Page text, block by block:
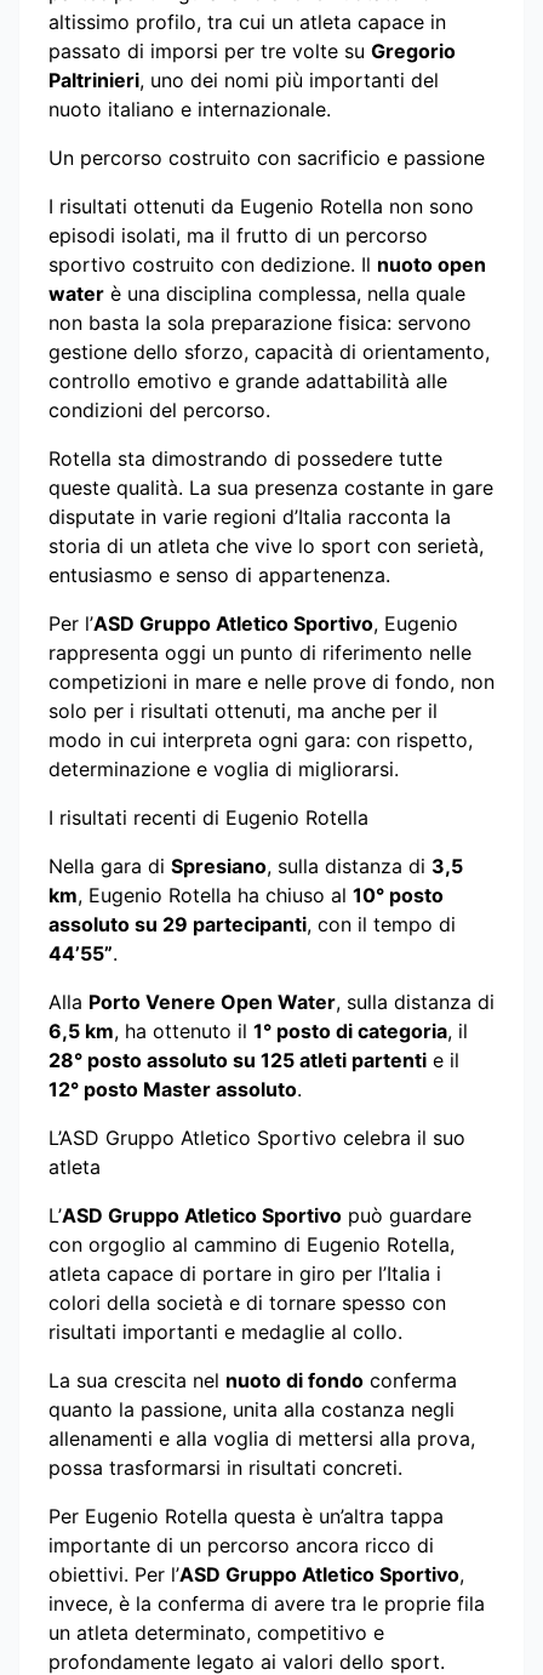
altissimo profilo, tra cui un atleta capace in
passato di imporsi per tre volte su Gregorio
Paltrinieri, uno dei nomi più importanti del
nuoto italiano e internazionale.
Un percorso costruito con sacrificio e passione
I risultati ottenuti da Eugenio Rotella non sono
episodi isolati, ma il frutto di un percorso
sportivo costruito con dedizione. Il nuoto open
water è una disciplina complessa, nella quale
non basta la sola preparazione fisica: servono
gestione dello sforzo, capacità di orientamento,
controllo emotivo e grande adattabilità alle
condizioni del percorso.
Rotella sta dimostrando di possedere tutte
queste qualità. La sua presenza costante in gare
disputate in varie regioni d’Italia racconta la
storia di un atleta che vive lo sport con serietà,
entusiasmo e senso di appartenenza.
Per l’ASD Gruppo Atletico Sportivo, Eugenio
rappresenta oggi un punto di riferimento nelle
competizioni in mare e nelle prove di fondo, non
solo per i risultati ottenuti, ma anche per il
modo in cui interpreta ogni gara: con rispetto,
determinazione e voglia di migliorarsi.
I risultati recenti di Eugenio Rotella
Nella gara di Spresiano, sulla distanza di 3,5
km, Eugenio Rotella ha chiuso al 10° posto
assoluto su 29 partecipanti, con il tempo di
44’55”.
Alla Porto Venere Open Water, sulla distanza di
6,5 km, ha ottenuto il 1° posto di categoria, il
28° posto assoluto su 125 atleti partenti e il
12° posto Master assoluto.
L’ASD Gruppo Atletico Sportivo celebra il suo
atleta
L’ASD Gruppo Atletico Sportivo può guardare
con orgoglio al cammino di Eugenio Rotella,
atleta capace di portare in giro per l’Italia i
colori della società e di tornare spesso con
risultati importanti e medaglie al collo.
La sua crescita nel nuoto di fondo conferma
quanto la passione, unita alla costanza negli
allenamenti e alla voglia di mettersi alla prova,
possa trasformarsi in risultati concreti.
Per Eugenio Rotella questa è un’altra tappa
importante di un percorso ancora ricco di
obiettivi. Per l’ASD Gruppo Atletico Sportivo,
invece, è la conferma di avere tra le proprie fila
un atleta determinato, competitivo e
profondamente legato ai valori dello sport.